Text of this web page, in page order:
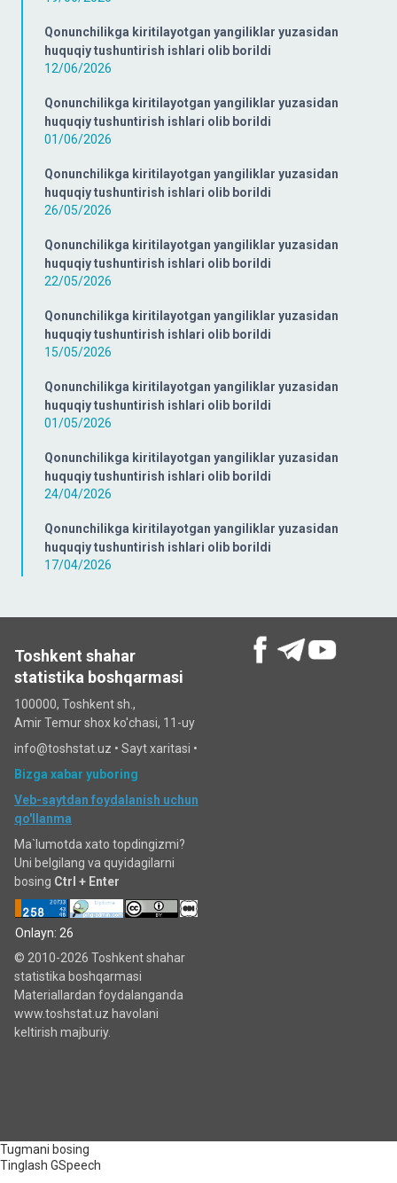
Qonunchilikga kiritilayotgan yangiliklar yuzasidan
huquqiy tushuntirish ishlari olib borildi
12/06/2026
Qonunchilikga kiritilayotgan yangiliklar yuzasidan
huquqiy tushuntirish ishlari olib borildi
01/06/2026
Qonunchilikga kiritilayotgan yangiliklar yuzasidan
huquqiy tushuntirish ishlari olib borildi
26/05/2026
Qonunchilikga kiritilayotgan yangiliklar yuzasidan
huquqiy tushuntirish ishlari olib borildi
22/05/2026
Qonunchilikga kiritilayotgan yangiliklar yuzasidan
huquqiy tushuntirish ishlari olib borildi
15/05/2026
Qonunchilikga kiritilayotgan yangiliklar yuzasidan
huquqiy tushuntirish ishlari olib borildi
01/05/2026
Qonunchilikga kiritilayotgan yangiliklar yuzasidan
huquqiy tushuntirish ishlari olib borildi
24/04/2026
Qonunchilikga kiritilayotgan yangiliklar yuzasidan
huquqiy tushuntirish ishlari olib borildi
17/04/2026
Toshkent shahar
statistika boshqarmasi
100000, Toshkent sh.,
Amir Temur shox ko'chasi, 11-uy
info@toshstat.uz • Sayt xaritasi •
Bizga xabar yuboring
Veb-saytdan foydalanish uchun
qo'llanma
Ma`lumotda xato topdingizmi?
Uni belgilang va quyidagilarni
bosing Ctrl + Enter
Onlayn: 26
© 2010-2026 Toshkent shahar
statistika boshqarmasi
Materiallardan foydalanganda
www.toshstat.uz havolani
keltirish majburiy.
Tugmani bosing
Tinglash GSpeech